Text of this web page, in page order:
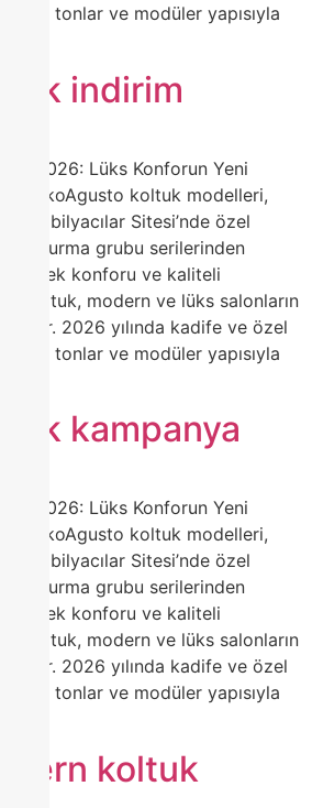
tonlar ve modüler yapısıyla
indirim
2026: Lüks Konforun Yeni
koltuk modelleri,
Mobilyacılar Sitesi’nde özel
oturma grubu serilerinden
yüksek konforu ve kaliteli
koltuk, modern ve lüks salonların
2026 yılında kadife ve özel
tonlar ve modüler yapısıyla
kampanya
2026: Lüks Konforun Yeni
koltuk modelleri,
Mobilyacılar Sitesi’nde özel
oturma grubu serilerinden
yüksek konforu ve kaliteli
koltuk, modern ve lüks salonların
2026 yılında kadife ve özel
tonlar ve modüler yapısıyla
koltuk